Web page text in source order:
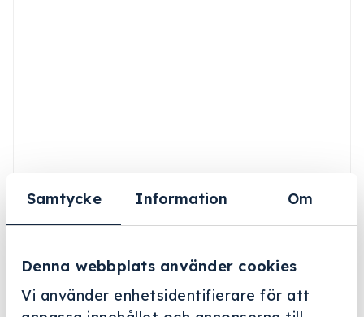
Samtycke Information Om
Denna webbplats använder cookies
Vi använder enhetsidentifierare för att